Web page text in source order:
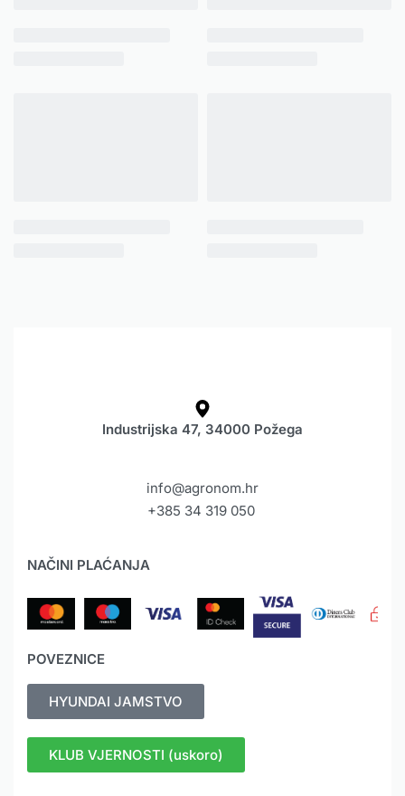
Industrijska 47, 34000 Požega
info@agronom.hr
+385 34 319 050
NAČINI PLAĆANJA
POVEZNICE
HYUNDAI JAMSTVO
KLUB VJERNOSTI (uskoro)